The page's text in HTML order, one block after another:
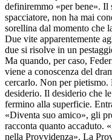
definiremmo «per bene». Il
spacciatore, non ha mai
sorellina dal momento che
Due vite apparentemente
due si risolve in un
Ma quando, per caso,
viene a conoscenza del
cercarlo. Non per
desiderio. Il desiderio che
fermino alla superficie.
«Diventa suo amico», gli
racconta quanto accaduto.
nella Provvidenza». La